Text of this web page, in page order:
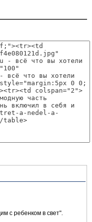
с ребенком в свет".